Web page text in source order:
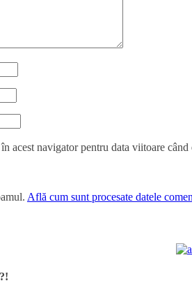
acest navigator pentru data viitoare când
Află cum sunt procesate datele